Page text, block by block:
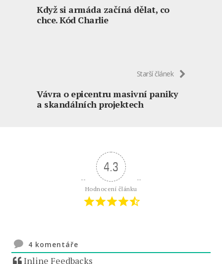
Když si armáda začíná dělat, co
chce. Kód Charlie
Starší článek
Vávra o epicentru masivní paniky
a skandálních projektech
4.3
Hodnocení článku
4 komentáře
Inline Feedbacks